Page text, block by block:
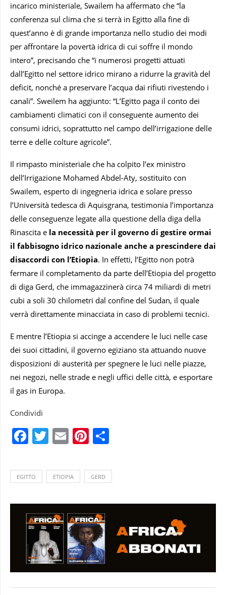
incarico ministeriale, Swailem ha affermato che “la
conferenza sul clima che si terrà in Egitto alla fine di
quest’anno è di grande importanza nello studio dei modi
per affrontare la povertà idrica di cui soffre il mondo
intero”, precisando che “i numerosi progetti attuati
dall’Egitto nel settore idrico mirano a ridurre la gravità del
deficit, nonché a preservare l’acqua dai rifiuti rivestendo i
canali”. Sweilem ha aggiunto: “L’Egitto paga il conto dei
cambiamenti climatici con il conseguente aumento dei
consumi idrici, soprattutto nel campo dell’irrigazione delle
terre e delle colture agricole”.
Il rimpasto ministeriale che ha colpito l’ex ministro
dell’Irrigazione Mohamed Abdel-Aty, sostituito con
Swailem, esperto di ingegneria idrica e solare presso
l’Università tedesca di Aquisgrana, testimonia l’importanza
delle conseguenze legate alla questione della diga della
Rinascita e la necessità per il governo di gestire ormai
il fabbisogno idrico nazionale anche a prescindere dai
disaccordi con l’Etiopia. In effetti, l’Egitto non potrà
fermare il completamento da parte dell’Etiopia del progetto
di diga Gerd, che immagazzinerà circa 74 miliardi di metri
cubi a soli 30 chilometri dal confine del Sudan, il quale
verrà direttamente minacciata in caso di problemi tecnici.
E mentre l’Etiopia si accinge a accendere le luci nelle case
dei suoi cittadini, il governo egiziano sta attuando nuove
disposizioni di austerità per spegnere le luci nelle piazze,
nei negozi, nelle strade e negli uffici delle città, e esportare
il gas in Europa.
Condividi
Facebook
Twitter
EmailPinterest
EGITTO ETIOPIA GERD